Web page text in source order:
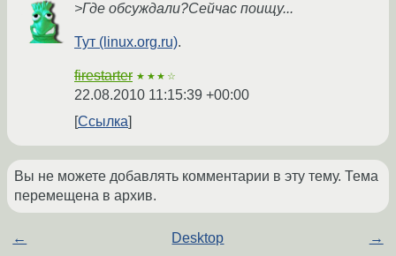
>Где обсуждали?Сейчас поищу...
Тут (linux.org.ru).
firestarter ★★★☆
22.08.2010 11:15:39 +00:00
Ссылка
Вы не можете добавлять комментарии в эту тему. Тема
перемещена в архив.
← Desktop →